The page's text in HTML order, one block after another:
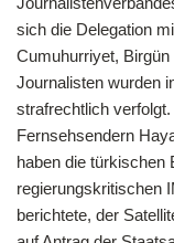
sich die Delegation
Cumuhurriyet,
Journalisten wurden
strafrechtlich
Fernsehsendern
haben die türkischen
regierungskritischen
berichtete, der